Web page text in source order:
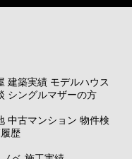
建築実績 モデルハウス
シングルマザーの方
中古マンション 物件検
歴